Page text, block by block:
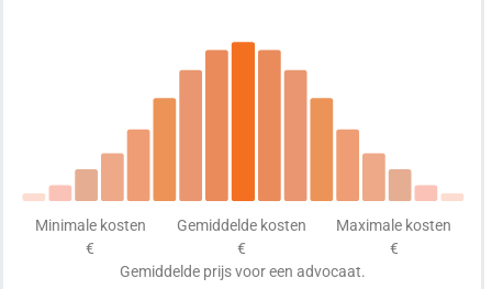
Minimale kosten
€
Gemiddelde kosten
€
Maximale kosten
€
Gemiddelde prijs voor een advocaat.